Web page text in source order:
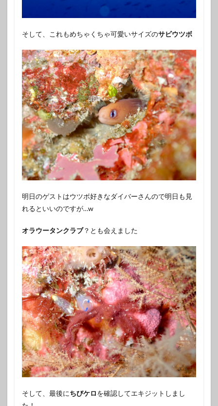
そして、これもめちゃくちゃ可愛いサイズのサビウツボ
明日のゲストはウツボ好きなダイバーさんので明日も見
れるといいのですが…w
オラウータンクラブ？とも会えました
そして、最後にちびケロを確認してエキジットしまし